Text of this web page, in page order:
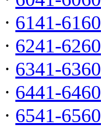
· 6141-6160
· 6241-6260
· 6341-6360
· 6441-6460
· 6541-6560